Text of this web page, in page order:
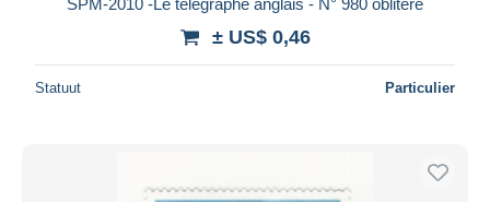
± US$ 0,46
Statuut Particulier